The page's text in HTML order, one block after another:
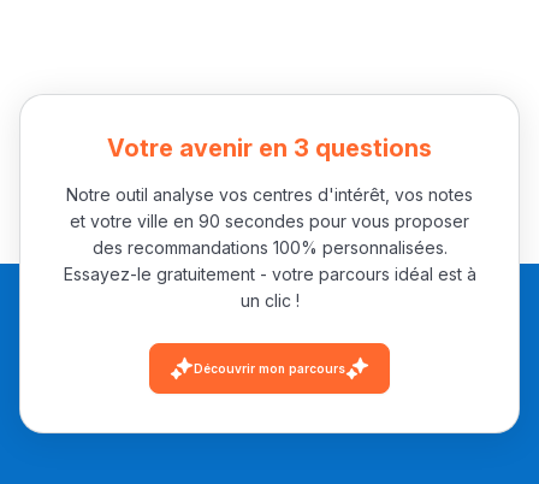
Post-Bac
Interviews/Vidéos
+ de 89 Interviews/Vidéos
دليل المهن
Votre avenir en 3 questions
Notre outil analyse vos centres d'intérêt, vos notes
et votre ville en 90 secondes pour vous proposer
des recommandations 100% personnalisées.
Essayez-le gratuitement - votre parcours idéal est à
un clic !
Découvrir mon parcours